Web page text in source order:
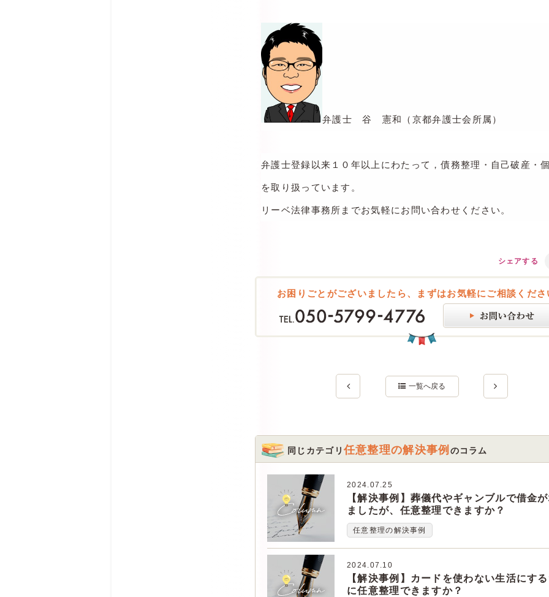
弁護士 谷 憲和（京都弁護士会所属）
弁護士登録以来１０年以上にわたって，債務整理・自己破産・
を取り扱っています。
リーベ法律事務所までお気軽にお問い合わせください。
シェアする
お困りごとがございましたら、まずはお気軽にご相談くださ
一覧へ戻る
同じカテゴリ 任意整理の解決事例 のコラム
2024.07.25
【解決事例】葬儀代やギャンブルで借金が
ましたが、任意整理できますか？
任意整理の解決事例
2024.07.10
【解決事例】カードを使わない生活にす
に任意整理できますか？